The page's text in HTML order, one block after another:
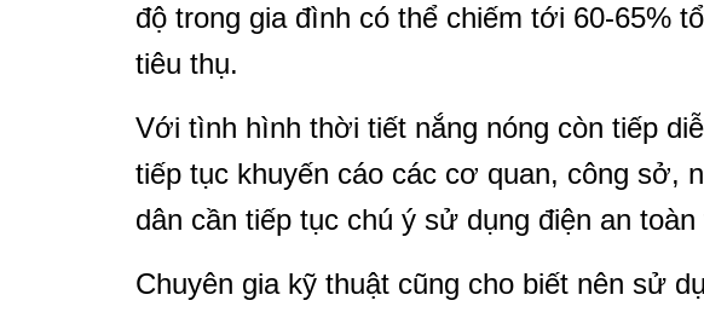
độ trong gia đình có thể chiếm tới 60-65%
tiêu thụ.
Với tình hình thời tiết nắng nóng còn tiếp
tiếp tục khuyến cáo các cơ quan, công sở,
dân cần tiếp tục chú ý sử dụng điện an toàn
Chuyên gia kỹ thuật cũng cho biết nên sử